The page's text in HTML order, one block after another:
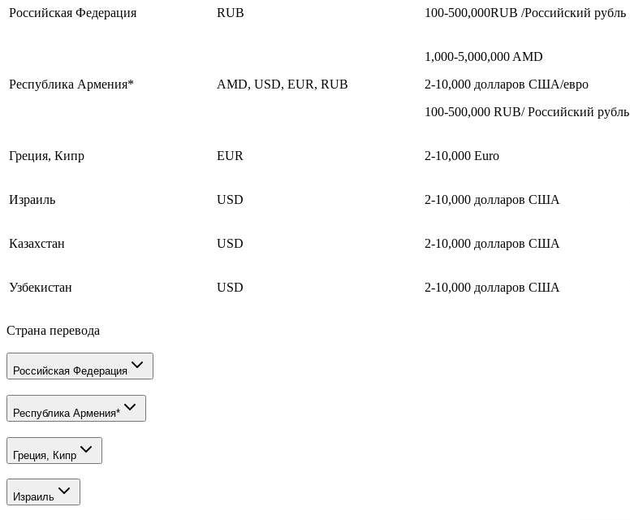
Российская Федерация RUB 100-500,000RUB /Российский рубль
Республика Армения* AMD, USD, EUR, RUB
1,000-5,000,000 AMD
2-10,000 долларов США/евро
100-500,000 RUB/ Российский рубль
Греция, Кипр EUR 2-10,000 Euro
Израиль USD 2-10,000 долларов США
Казахстан USD 2-10,000 долларов США
Узбекистан USD 2-10,000 долларов США
Страна перевода
Российская Федерация
Республика Армения*
Греция, Кипр
Израиль